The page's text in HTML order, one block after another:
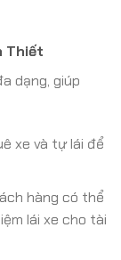
Thiết
dạng, giúp
xe và tự lái để
hàng có thể
lái xe cho tài